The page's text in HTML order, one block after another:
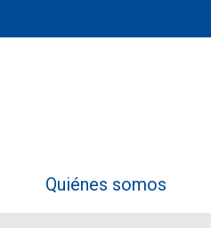
Quiénes somos